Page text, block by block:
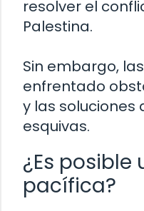
resolver el
Palestina.
Sin embargo,
enfrentado
y las soluciones
esquivas.
¿Es posible
pacífica?